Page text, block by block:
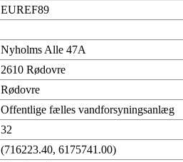
EUREF89
Nyholms Alle 47A
2610 Rødovre
Rødovre
Offentlige fælles vandforsyningsanlæg
32
(716223.40, 6175741.00)